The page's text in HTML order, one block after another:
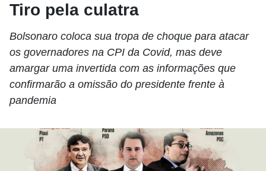
Tiro pela culatra
Bolsonaro coloca sua tropa de choque para atacar
os governadores na CPI da Covid, mas deve
amargar uma invertida com as informações que
confirmarão a omissão do presidente frente à
pandemia